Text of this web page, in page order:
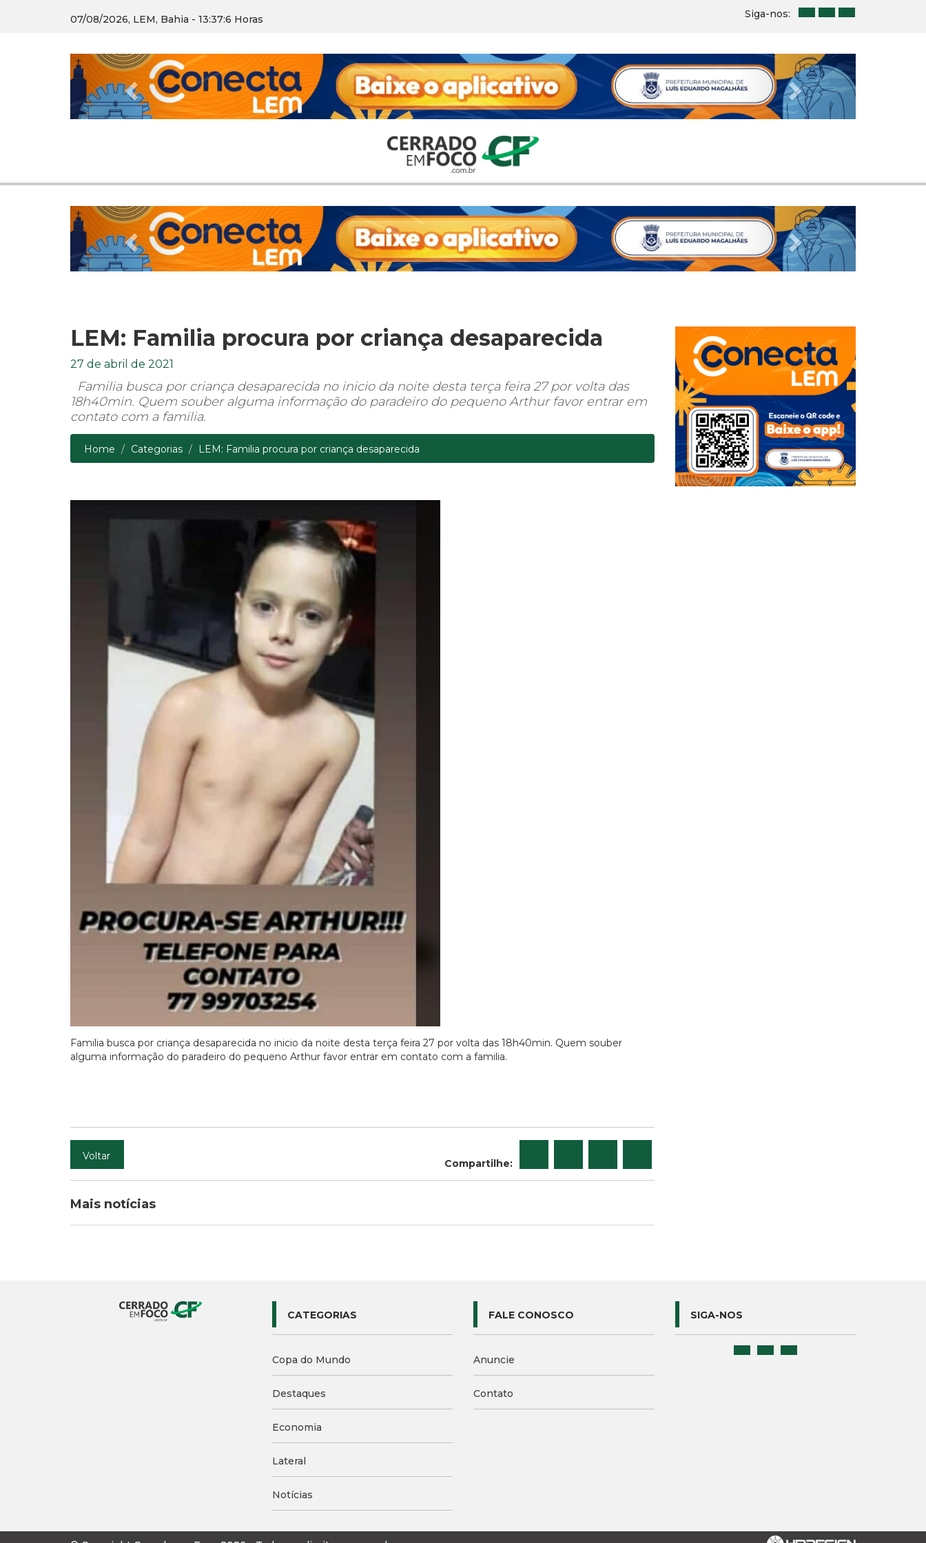
07/08/2026, LEM, Bahia - 13:37:6 Horas Siga-nos:
Previous Next
Previous Next
LEM: Familia procura por criança desaparecida
27 de abril de 2021
Familia busca por criança desaparecida no inicio da noite desta terça feira 27 por volta das
18h40min. Quem souber alguma informação do paradeiro do pequeno Arthur favor entrar em
contato com a familia.
Home Categorias LEM: Familia procura por criança desaparecida
Familia busca por criança desaparecida no inicio da noite desta terça feira 27 por volta das 18h40min. Quem souber
alguma informação do paradeiro do pequeno Arthur favor entrar em contato com a familia.
Voltar
Compartilhe:
Mais notícias
CATEGORIAS
Copa do Mundo
Destaques
Economia
Lateral
Notícias
FALE CONOSCO
Anuncie
Contato
SIGA-NOS